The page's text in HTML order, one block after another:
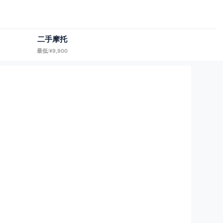
二手摩托
最低:¥9,900